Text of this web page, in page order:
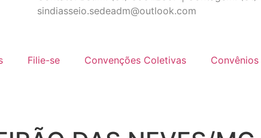
sindiasseio.sedeadm@outlook.com
Filie-se Convenções Coletivas Convênios